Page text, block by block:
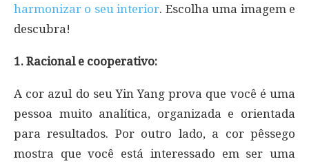
harmonizar o seu interior. Escolha uma imagem e
descubra!
1. Racional e cooperativo:
A cor azul do seu Yin Yang prova que você é uma
pessoa muito analítica, organizada e orientada
para resultados. Por outro lado, a cor pêssego
mostra que você está interessado em ser uma